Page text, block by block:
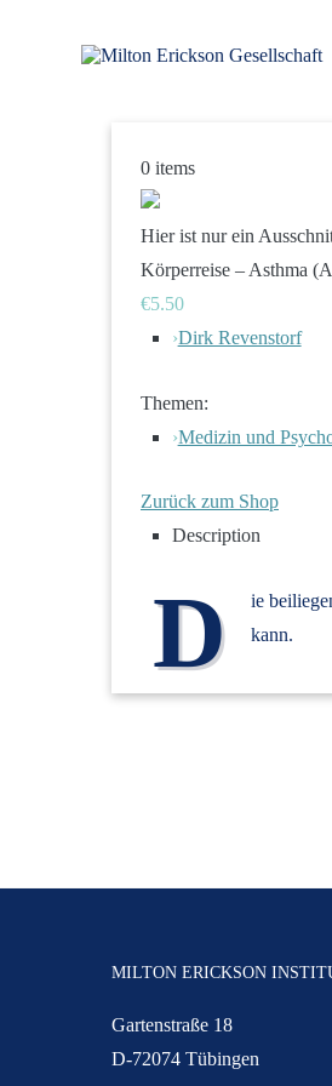
0 items
Hier ist nur ein
Körperreise – Asthma
€5.50
›Dirk Revenstorf
Themen:
›Medizin und
Zurück zum Shop
Description
D
ie
kann.
MILTON ERICKSON
Gartenstraße 18
D-72074 Tübingen